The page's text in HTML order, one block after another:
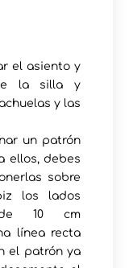
el asiento y
la silla y
y las
un patrón
ellos, debes
sobre
los lados
de 10 cm
línea recta
el patrón ya